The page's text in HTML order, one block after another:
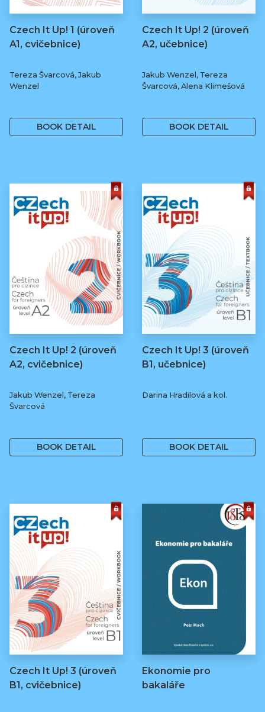
Czech It Up! 1 (úroveň
A1, cvičebnice)
Tereza Švarcová, Jakub
Wenzel
BOOK DETAIL
Czech It Up! 2 (úroveň
A2, učebnice)
Jakub Wenzel, Tereza
Švarcová, Alena Klimešová
BOOK DETAIL
Czech It Up! 2 (úroveň
A2, cvičebnice)
Jakub Wenzel, Tereza
Švarcová
BOOK DETAIL
Czech It Up! 3 (úroveň
B1, učebnice)
Darina Hradilová a kol.
BOOK DETAIL
Czech It Up! 3 (úroveň
B1, cvičebnice)
Ekonomie pro
bakaláře